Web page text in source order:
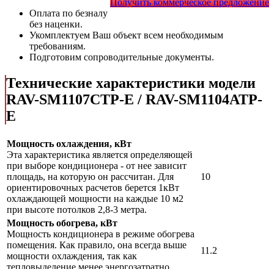
Получить коммерческое предложение
Оплата по безналу
без наценки.
Укомплектуем Ваш объект всем необходимым
требованиям.
Подготовим сопроводительные документы.
Технические характеристики модели
RAV-SM1107CTP-E / RAV-SM1104ATP-
E
Мощность охлаждения, кВт
Эта характеристика является определяющей
при выборе кондиционера - от нее зависит
площадь, на которую он рассчитан. Для
ориентировочных расчетов берется 1кВт
охлаждающей мощности на каждые 10 м2
при высоте потолков 2,8-3 метра.
10
Мощность обогрева, кВт
Мощность кондиционера в режиме обогрева
помещения. Как правило, она всегда выше
мощности охлаждения, так как
тепловыделение менее энергозатратно,
11.2